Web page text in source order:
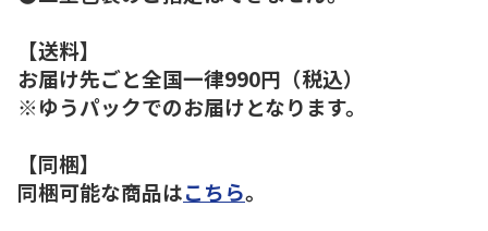
【送料】
お届け先ごと全国一律990円（税込）
※ゆうパックでのお届けとなります。
【同梱】
同梱可能な商品はこちら。